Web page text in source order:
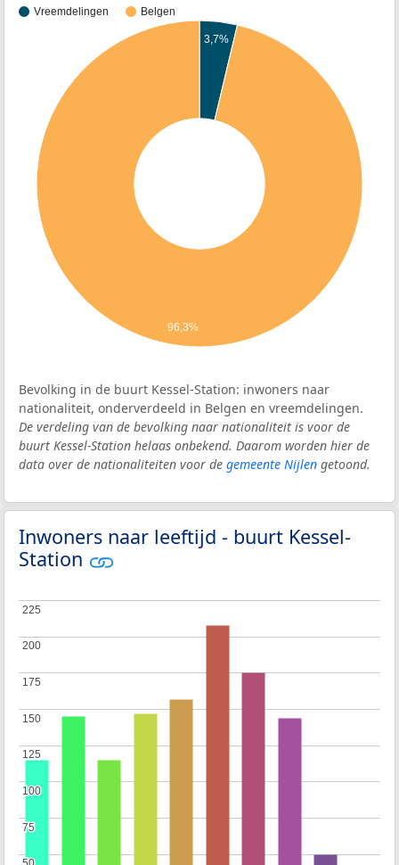
Vreemdelingen Belgen
3,7%
96,3%
Bevolking in de buurt Kessel-Station: inwoners naar
nationaliteit, onderverdeeld in Belgen en vreemdelingen.
De verdeling van de bevolking naar nationaliteit is voor de
buurt Kessel-Station helaas onbekend. Daarom worden hier de
data over de nationaliteiten voor de gemeente Nijlen getoond.
Inwoners naar leeftijd - buurt Kessel-
Station
75
75
100
100
125
125
150
150
175
175
200
200
225
225